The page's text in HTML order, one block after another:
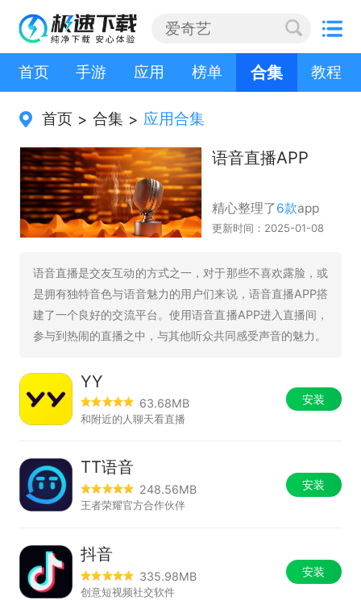
首页 手游 应用 榜单 合集 教程
首页 > 合集 > 应用合集
语音直播APP
精心整理了6款app
更新时间：2025-01-08
语音直播是交友互动的方式之一，对于那些不喜欢露脸，或
是拥有独特音色与语音魅力的用户们来说，语音直播APP搭
建了一个良好的交流平台。使用语音直播APP进入直播间，
参与到热闹的直播之中，与其他听众共同感受声音的魅力。
YY
63.68MB
和附近的人聊天看直播
安装
TT语音
248.56MB
王者荣耀官方合作伙伴
安装
抖音
335.98MB
创意短视频社交软件
安装